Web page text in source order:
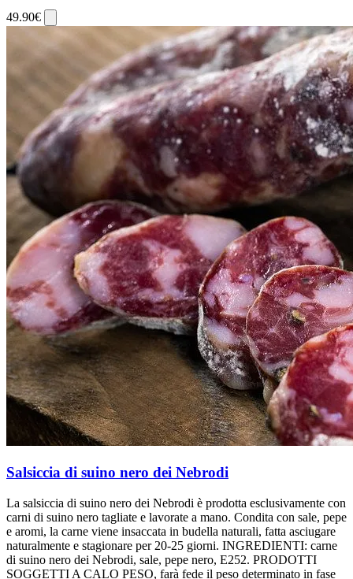
49.90€
Salsiccia di suino nero dei Nebrodi
La salsiccia di suino nero dei Nebrodi è prodotta esclusivamente con
carni di suino nero tagliate e lavorate a mano. Condita con sale, pepe
e aromi, la carne viene insaccata in budella naturali, fatta asciugare
naturalmente e stagionare per 20-25 giorni. INGREDIENTI: carne
di suino nero dei Nebrodi, sale, pepe nero, E252. PRODOTTI
SOGGETTI A CALO PESO, farà fede il peso determinato in fase